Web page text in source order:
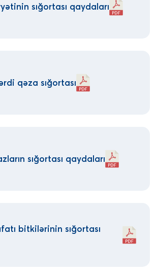
sığortası qaydaları
qəza sığortası
sığortası qaydaları
bitkilərinin sığortası